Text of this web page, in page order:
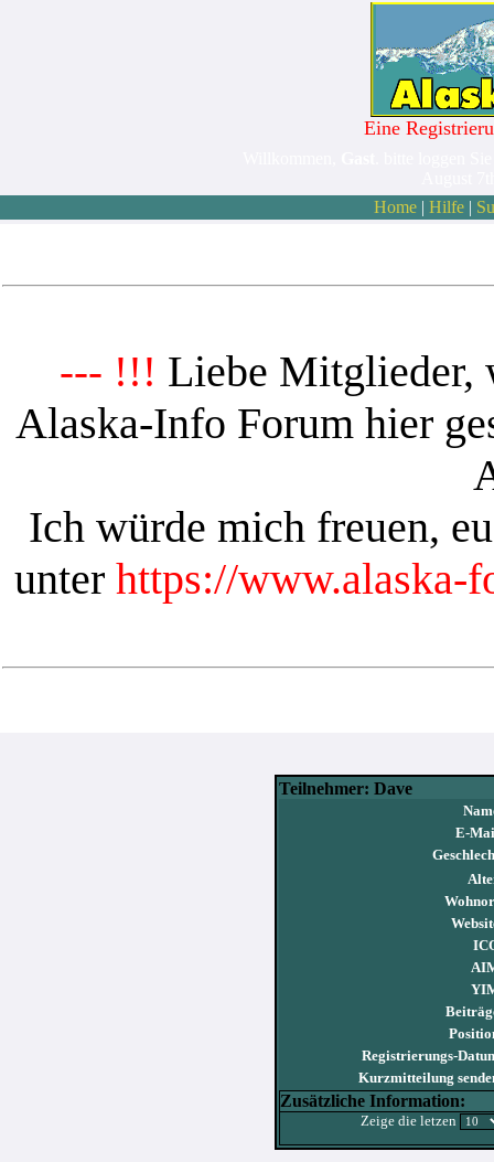
Eine
Home| Hilfe|
--- !!! Liebe Mitglieder,
Alaska-Info Forum hier
Ich würde mich freuen,
unter https://www.alaska-
Teilnehmer: Dave
E-
Registrierungs-
Kurzmitteilung
Zusätzliche Information:
Zeige die letzen